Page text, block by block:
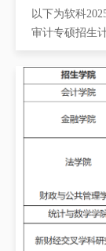
以下为软科
审计专硕招生